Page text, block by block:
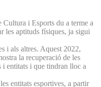
Cultura i Esports du a terme a
les aptituds físiques, ja sigui
i als altres. Aquest 2022,
la recuperació de les
i entitats i que tindran lloc a
entitats esportives, a partir